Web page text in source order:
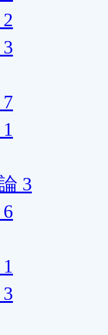
2
3
7
1
3
6
1
3